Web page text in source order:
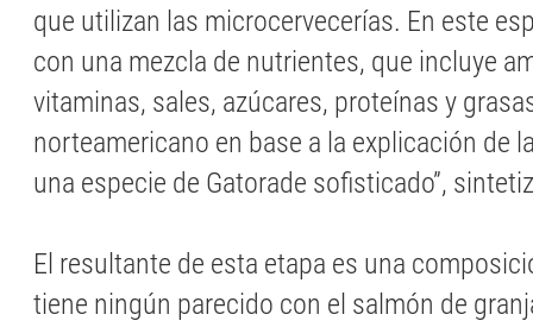
que utilizan las microcervecerías. En este
con una mezcla de nutrientes, que incluye
vitaminas, sales, azúcares, proteínas y
norteamericano en base a la explicación de
una especie de Gatorade sofisticado”,
El resultante de esta etapa es una
tiene ningún parecido con el salmón de